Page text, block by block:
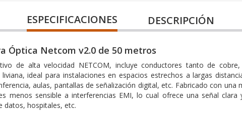
ESPECIFICACIONES DESCRIPCIÓN
Óptica Netcom v2.0 de 50 metros
de alta velocidad NETCOM, incluye conductores tanto de
ideal para instalaciones en espacios estrechos a largas
aulas, pantallas de señalización digital, etc. Fabricado con una
menos sensible a interferencias EMI, lo cual ofrece una señal
datos, hospitales, etc.